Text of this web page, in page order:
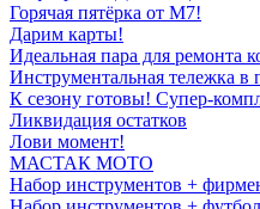
Горячая пятёрка от M7!
Дарим карты!
Идеальная пара для ремонта
Инструментальная тележка в
К сезону готовы! Супер-
Ликвидация остатков
Лови момент!
МАСТАК МОТО
Набор инструментов +